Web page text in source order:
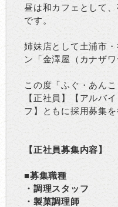
昼は和カフェとして
です。
姉妹店として土浦市
ン「金澤屋（カナザ
この度「ふぐ・あん
【正社員】【アルバ
フ】ともに採用募集を
【正社員募集内容】
■募集職種
・調理スタッフ
・製菓調理師